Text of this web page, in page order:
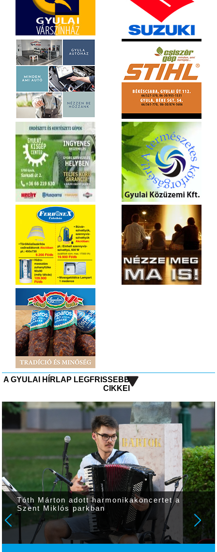
A GYULAI HÍRLAP LEGFRISSEBB
CIKKEI
Tóth Márton adott harmonikakoncertet a
Szent Miklós parkban